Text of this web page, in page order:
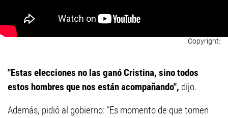
"Estas elecciones no las ganó Cristina, sino todos
estos hombres que nos están acompañando", dijo.
Además, pidió al gobierno: "Es momento de que tomen